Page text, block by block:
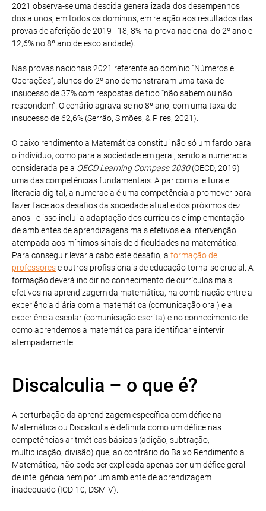
2021 observa-se uma descida generalizada dos desempenhos
dos alunos, em todos os domínios, em relação aos resultados das
provas de aferição de 2019 - 18, 8% na prova nacional do 2º ano e
12,6% no 8º ano de escolaridade).
Nas provas nacionais 2021 referente ao domínio “Números e
Operações”, alunos do 2º ano demonstraram uma taxa de
insucesso de 37% com respostas de tipo “não sabem ou não
respondem”. O cenário agrava-se no 8º ano, com uma taxa de
insucesso de 62,6% (Serrão, Simões, & Pires, 2021).
O baixo rendimento a Matemática constitui não só um fardo para
o indivíduo, como para a sociedade em geral, sendo a numeracia
considerada pela OECD Learning Compass 2030(OECD, 2019)
uma das competências fundamentais. A par com a leitura e
literacia digital, a numeracia é uma competência a promover para
fazer face aos desafios da sociedade atual e dos próximos dez
anos - e isso inclui a adaptação dos currículos e implementação
de ambientes de aprendizagens mais efetivos e a intervenção
atempada aos mínimos sinais de dificuldades na matemática.
Para conseguir levar a cabo este desafio, a formação de
professorese outros profissionais de educação torna-se crucial. A
formação deverá incidir no conhecimento de currículos mais
efetivos na aprendizagem da matemática, na combinação entre a
experiência diária com a matemática (comunicação oral) e a
experiência escolar (comunicação escrita) e no conhecimento de
como aprendemos a matemática para identificar e intervir
atempadamente.
Discalculia – o que é?
A perturbação da aprendizagem específica com défice na
Matemática ou Discalculia é definida como um défice nas
competências aritméticas básicas (adição, subtração,
multiplicação, divisão) que, ao contrário do Baixo Rendimento a
Matemática, não pode ser explicada apenas por um défice geral
de inteligência nem por um ambiente de aprendizagem
inadequado (ICD-10, DSM-V).